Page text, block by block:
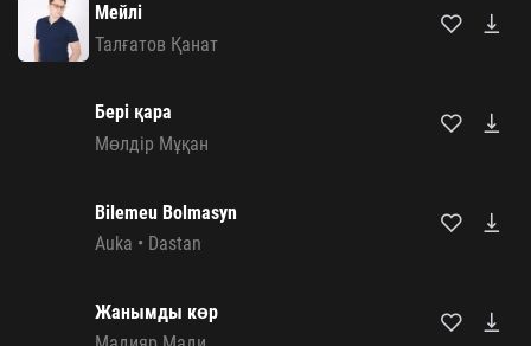
Мейлі
Талғатов Қанат
Бері қара
Мөлдір Мұқан
Bilemeu Bolmasyn
Auka • Dastan
Жанымды көр